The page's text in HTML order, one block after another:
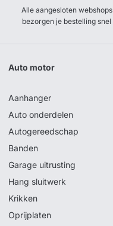
Alle aangesloten webshops
bezorgen je bestelling snel
Auto motor
Aanhanger
Auto onderdelen
Autogereedschap
Banden
Garage uitrusting
Hang sluitwerk
Krikken
Oprijplaten